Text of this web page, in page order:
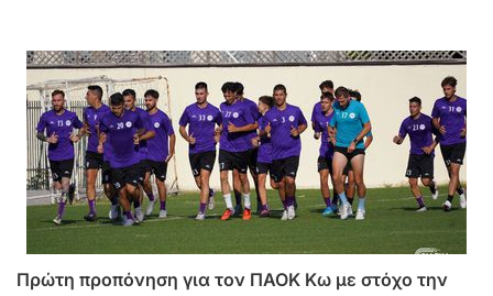
Πρώτη προπόνηση για τον ΠΑΟΚ Κω με στόχο την